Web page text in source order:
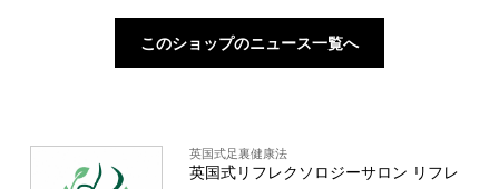
このショップのニュース一覧へ
英国式足裏健康法
英国式リフレクソロジーサロン リフレ